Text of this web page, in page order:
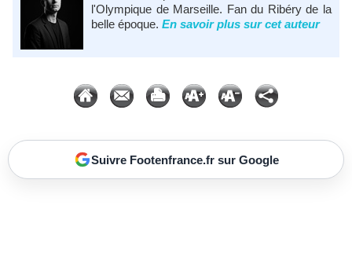
l'Olympique de Marseille. Fan du Ribéry de la
belle époque. En savoir plus sur cet auteur
Suivre Footenfrance.fr sur Google